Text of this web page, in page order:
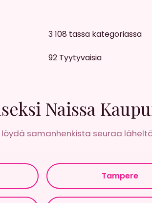
3 108 tassa kategoriassa
92 Tyytyvaisia
Naissa
samanhenkista seuraa
Tampere